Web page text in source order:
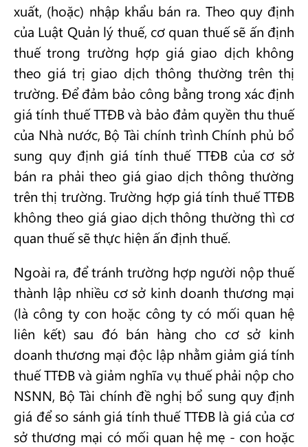
xuất, (hoặc) nhập khẩu bán ra. Theo quy định
của Luật Quản lý thuế, cơ quan thuế sẽ ấn định
thuế trong trường hợp giá giao dịch không
theo giá trị giao dịch thông thường trên thị
trường. Để đảm bảo công bằng trong xác định
giá tính thuế TTĐB và bảo đảm quyền thu thuế
của Nhà nước, Bộ Tài chính trình Chính phủ bổ
sung quy định giá tính thuế TTĐB của cơ sở
bán ra phải theo giá giao dịch thông thường
trên thị trường. Trường hợp giá tính thuế TTĐB
không theo giá giao dịch thông thường thì cơ
quan thuế sẽ thực hiện ấn định thuế.
Ngoài ra, để tránh trường hợp người nộp thuế
thành lập nhiều cơ sở kinh doanh thương mại
(là công ty con hoặc công ty có mối quan hệ
liên kết) sau đó bán hàng cho cơ sở kinh
doanh thương mại độc lập nhằm giảm giá tính
thuế TTĐB và giảm nghĩa vụ thuế phải nộp cho
NSNN, Bộ Tài chính đề nghị bổ sung quy định
giá để so sánh giá tính thuế TTĐB là giá của cơ
sở thương mại có mối quan hệ mẹ - con hoặc